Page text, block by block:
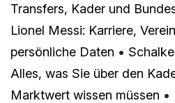
Transfers, Kader und
Lionel Messi: Karriere,
persönliche Daten •
Alles, was Sie über den
Marktwert wissen müssen •